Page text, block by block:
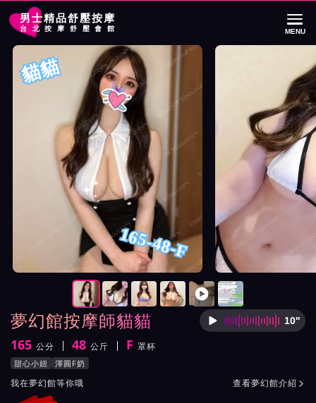
男士精品舒壓按摩
台北按摩舒壓會館 MENU
首頁 夢幻館按摩師貓貓詳細介紹
夢幻館按摩師貓貓 按摩師
10"
身高
165 公分
體重 48 公斤
罩杯 F 罩杯
按摩師貓貓服務風格與特色
甜心小妞 渾圓F奶
按摩師貓貓所屬按摩會館介紹與班表
我在夢幻館等你哦 查看夢幻館介紹 
夢幻館按摩師貓貓照片展示與影片介紹
貓貓
165-48-F
按摩師貓貓照片展示與影片介紹及客戶評價截屏展示